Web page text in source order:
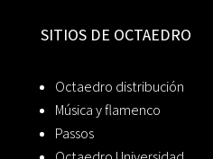
SITIOS DE OCTAEDRO
Octaedro distribución
Música y flamenco
Passos